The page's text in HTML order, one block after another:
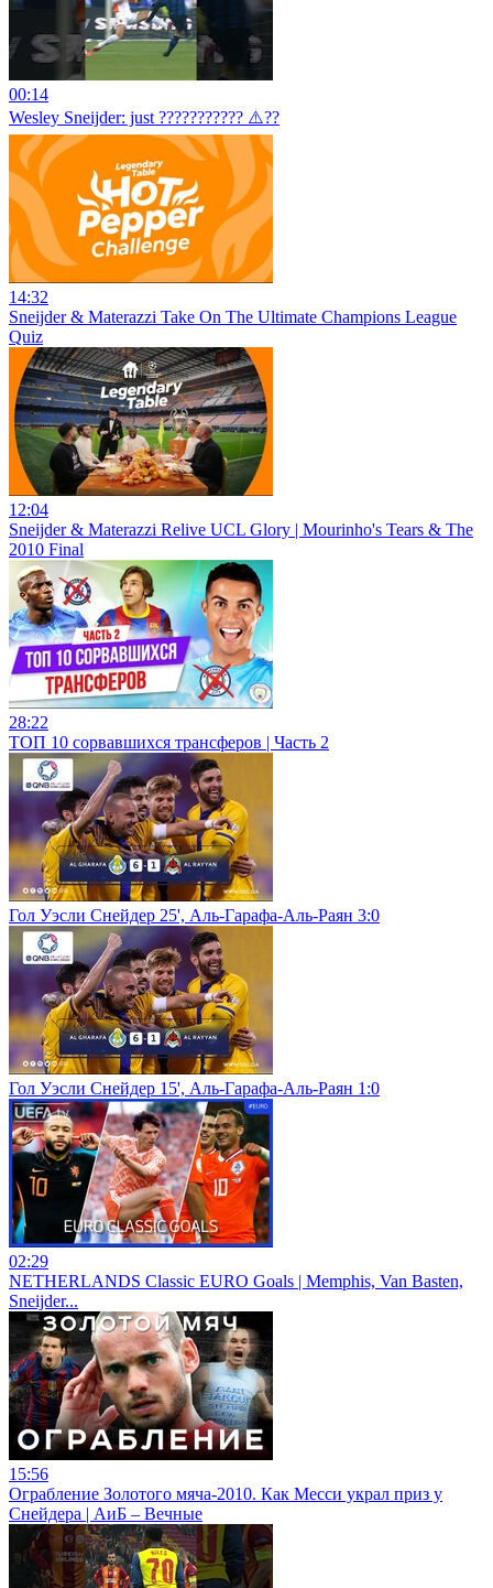
00:14
Wesley Sneijder: just ??????????? ⚠️??
14:32
Sneijder & Materazzi Take On The Ultimate Champions League
Quiz
12:04
Sneijder & Materazzi Relive UCL Glory | Mourinho's Tears & The
2010 Final
28:22
ТОП 10 сорвавшихся трансферов | Часть 2
Гол Уэсли Снейдер 25', Аль-Гарафа-Аль-Раян 3:0
Гол Уэсли Снейдер 15', Аль-Гарафа-Аль-Раян 1:0
02:29
NETHERLANDS Classic EURO Goals | Memphis, Van Basten,
Sneijder...
15:56
Ограбление Золотого мяча-2010. Как Месси украл приз у
Снейдера | АиБ – Вечные